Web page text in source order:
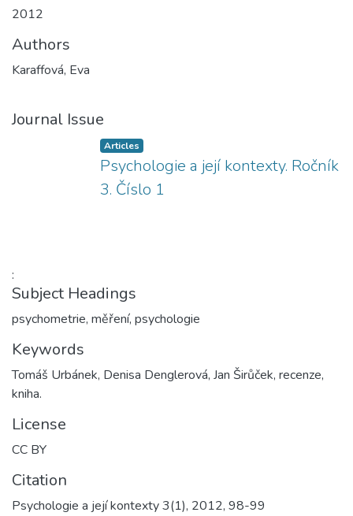
2012
Authors
Karaffová, Eva
Journal Issue
Articles
Psychologie a její kontexty. Ročník
3. Číslo 1
:
Subject Headings
psychometrie, měření, psychologie
Keywords
Tomáš Urbánek, Denisa Denglerová, Jan Širůček, recenze,
kniha.
License
CC BY
Citation
Psychologie a její kontexty 3(1), 2012, 98-99